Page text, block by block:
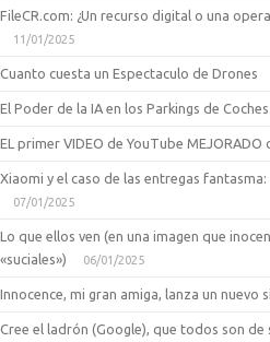
FileCR.com: ¿Un recurso digital o una
11/01/2025
Cuanto cuesta un Espectaculo de Drones
El Poder de la IA en los Parkings de Coches
EL primer VIDEO de YouTube MEJORADO
Xiaomi y el caso de las entregas
07/01/2025
Lo que ellos ven (en una imagen que
«suciales»)
06/01/2025
Innocence, mi gran amiga, lanza un nuevo
Cree el ladrón (Google), que todos son